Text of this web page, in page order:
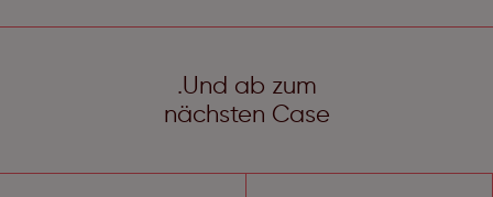
.Und ab zum
nächsten Case